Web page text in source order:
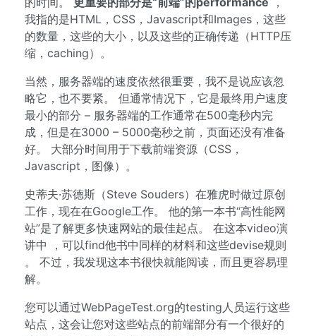
我指的是HTML，CSS，Javascript和Images，这些
的数量，这些的大小，以及这些的正确传递（HTTP压
缩，caching）。
当然，服务器端的速度依然很重要，我不是说应该忽
略它，也不要紧。 但通常情况下，它是最终用户速度
最小的部分 – 服务器端的工作通常在500毫秒内完
成，但是在3000 – 5000毫秒之前，页面还没有准备
好。 大部分时间用于下载前端资源（CSS，
Javascript，图像）。
史蒂夫·苏德斯（Steve Souders）在雅虎时做过原创
工作，现在在Google工作。 他的第一本书“高性能网
站”是了解更多快速网站的最佳起点。 在这本video演
讲中 ，可以find他书中同样的材料和这些devise规则
。 不过，我发现这本书很快就能阅读，而且更容易理
解。
您可以通过WebPageTest.org的testing人员运行这些
站点，这会让您对这些站点的前端部分有一个很好的